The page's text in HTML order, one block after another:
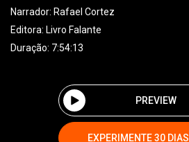
Narrador: Rafael Cortez
Editora: Livro Falante
Duração: 7:54:13
PREVIEW
EXPERIMENTE 30